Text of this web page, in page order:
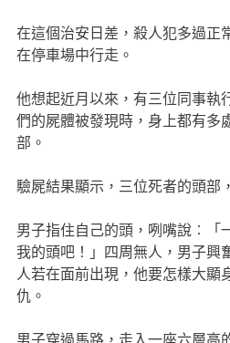
在這個治安日差，殺人犯多過正
在停車場中行走。
他想起近月以來，有三位同事執
們的屍體被發現時，身上都有多
部。
驗屍結果顯示，三位死者的頭部
男子指住自己的頭，咧嘴說︰「
我的頭吧！」四周無人，男子興
人若在面前出現，他要怎樣大顯
仇。